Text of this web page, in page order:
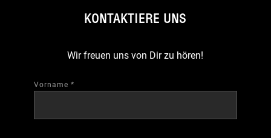
KONTAKTIERE UNS
Wir freuen uns von Dir zu hören!
Vorname *